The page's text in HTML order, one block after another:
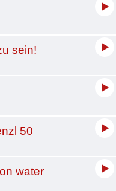
sein!
50
water